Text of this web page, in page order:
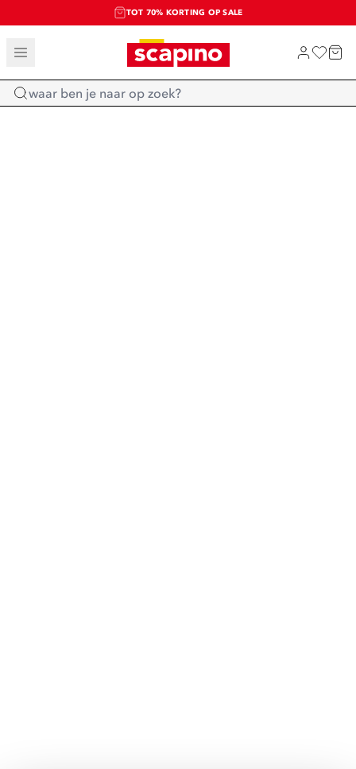
TOT 70% KORTING OP SALE
SALE: LAATSTE KANS!
SHOP NIEUW
Home